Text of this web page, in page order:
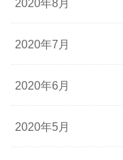
2020年8月
2020年7月
2020年6月
2020年5月